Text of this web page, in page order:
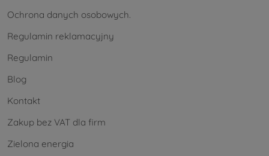
Ochrona danych osobowych.
Regulamin reklamacyjny
Regulamin
Blog
Kontakt
Zakup bez VAT dla firm
Zielona energia